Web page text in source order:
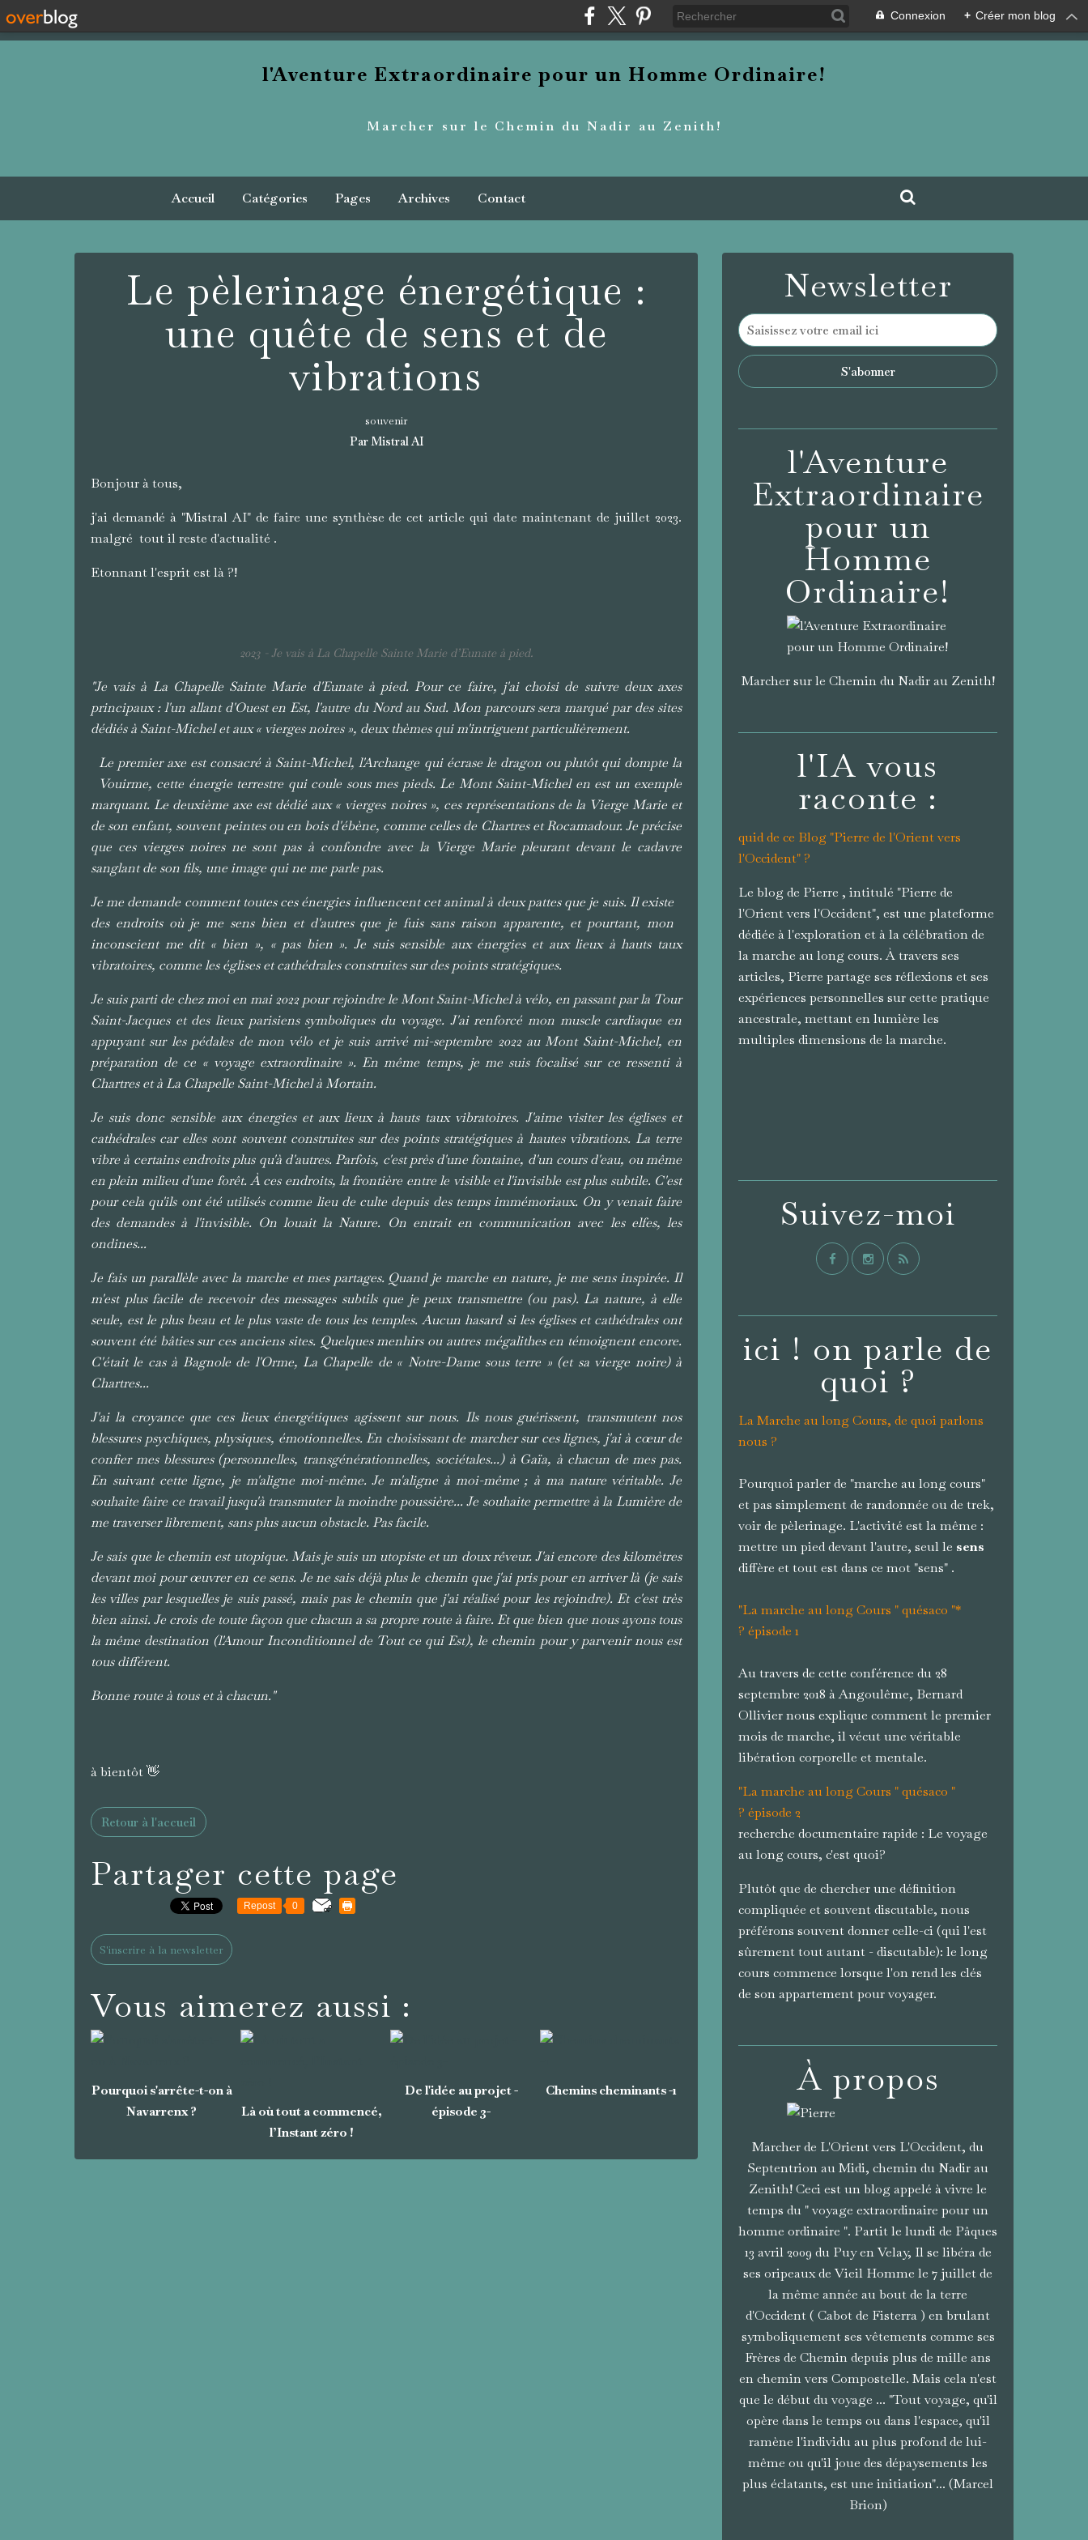
Connexion + Créer mon blog
l'Aventure Extraordinaire pour un Homme Ordinaire!
Marcher sur le Chemin du Nadir au Zenith!
Accueil Catégories Pages Archives Contact
Le pèlerinage énergétique :
une quête de sens et de
vibrations
souvenir
Par Mistral AI
Bonjour à tous,
j'ai demandé à "Mistral AI" de faire une synthèse de cet article qui date maintenant de juillet 2023.
malgré tout il reste d'actualité .
Etonnant l'esprit est là ?!
2023 - Je vais à La Chapelle Sainte Marie d’Eunate à pied.
"Je vais à La Chapelle Sainte Marie d'Eunate à pied. Pour ce faire, j'ai choisi de suivre deux axes
principaux : l'un allant d'Ouest en Est, l'autre du Nord au Sud. Mon parcours sera marqué par des sites
dédiés à Saint-Michel et aux « vierges noires », deux thèmes qui m'intriguent particulièrement.
Le premier axe est consacré à Saint-Michel, l'Archange qui écrase le dragon ou plutôt qui dompte la
Vouirme, cette énergie terrestre qui coule sous mes pieds. Le Mont Saint-Michel en est un exemple
marquant. Le deuxième axe est dédié aux « vierges noires », ces représentations de la Vierge Marie et
de son enfant, souvent peintes ou en bois d'ébène, comme celles de Chartres et Rocamadour. Je précise
que ces vierges noires ne sont pas à confondre avec la Vierge Marie pleurant devant le cadavre
sanglant de son fils, une image qui ne me parle pas.
Je me demande comment toutes ces énergies influencent cet animal à deux pattes que je suis. Il existe
des endroits où je me sens bien et d'autres que je fuis sans raison apparente, et pourtant, mon
inconscient me dit « bien », « pas bien ». Je suis sensible aux énergies et aux lieux à hauts taux
vibratoires, comme les églises et cathédrales construites sur des points stratégiques.
Je suis parti de chez moi en mai 2022 pour rejoindre le Mont Saint-Michel à vélo, en passant par la Tour
Saint-Jacques et des lieux parisiens symboliques du voyage. J'ai renforcé mon muscle cardiaque en
appuyant sur les pédales de mon vélo et je suis arrivé mi-septembre 2022 au Mont Saint-Michel, en
préparation de ce « voyage extraordinaire ». En même temps, je me suis focalisé sur ce ressenti à
Chartres et à La Chapelle Saint-Michel à Mortain.
Je suis donc sensible aux énergies et aux lieux à hauts taux vibratoires. J'aime visiter les églises et
cathédrales car elles sont souvent construites sur des points stratégiques à hautes vibrations. La terre
vibre à certains endroits plus qu'à d'autres. Parfois, c'est près d'une fontaine, d'un cours d'eau, ou même
en plein milieu d'une forêt. À ces endroits, la frontière entre le visible et l'invisible est plus subtile. C'est
pour cela qu'ils ont été utilisés comme lieu de culte depuis des temps immémoriaux. On y venait faire
des demandes à l'invisible. On louait la Nature. On entrait en communication avec les elfes, les
ondines...
Je fais un parallèle avec la marche et mes partages. Quand je marche en nature, je me sens inspirée. Il
m'est plus facile de recevoir des messages subtils que je peux transmettre (ou pas). La nature, à elle
seule, est le plus beau et le plus vaste de tous les temples. Aucun hasard si les églises et cathédrales ont
souvent été bâties sur ces anciens sites. Quelques menhirs ou autres mégalithes en témoignent encore.
C'était le cas à Bagnole de l'Orme, La Chapelle de « Notre-Dame sous terre » (et sa vierge noire) à
Chartres...
J'ai la croyance que ces lieux énergétiques agissent sur nous. Ils nous guérissent, transmutent nos
blessures psychiques, physiques, émotionnelles. En choisissant de marcher sur ces lignes, j'ai à cœur de
confier mes blessures (personnelles, transgénérationnelles, sociétales...) à Gaïa, à chacun de mes pas.
En suivant cette ligne, je m'aligne moi-même. Je m'aligne à moi-même ; à ma nature véritable. Je
souhaite faire ce travail jusqu'à transmuter la moindre poussière... Je souhaite permettre à la Lumière de
me traverser librement, sans plus aucun obstacle. Pas facile.
Je sais que le chemin est utopique. Mais je suis un utopiste et un doux rêveur. J'ai encore des kilomètres
devant moi pour œuvrer en ce sens. Je ne sais déjà plus le chemin que j'ai pris pour en arriver là (je sais
les villes par lesquelles je suis passé, mais pas le chemin que j'ai réalisé pour les rejoindre). Et c'est très
bien ainsi. Je crois de toute façon que chacun a sa propre route à faire. Et que bien que nous ayons tous
la même destination (l'Amour Inconditionnel de Tout ce qui Est), le chemin pour y parvenir nous est
tous différent.
Bonne route à tous et à chacun."
à bientôt 👋
Retour à l'accueil
Partager cette page
Repost 0
S'inscrire à la newsletter
Vous aimerez aussi :
Pourquoi s'arrête-t-on à
Navarrenx ?
Là où tout a commencé,
l’Instant zéro !
De l'idée au projet -
épisode 3-
Chemins cheminants -1
Newsletter
l'Aventure
Extraordinaire
pour un
Homme
Ordinaire!
Marcher sur le Chemin du Nadir au Zenith!
Suivez-moi
À propos
Marcher de L'Orient vers L'Occident, du
Septentrion au Midi, chemin du Nadir au
Zenith! Ceci est un blog appelé à vivre le
temps du " voyage extraordinaire pour un
homme ordinaire ". Partit le lundi de Pâques
13 avril 2009 du Puy en Velay, Il se libéra de
ses oripeaux de Vieil Homme le 7 juillet de
la même année au bout de la terre
d'Occident ( Cabot de Fisterra ) en brulant
symboliquement ses vêtements comme ses
Frères de Chemin depuis plus de mille ans
en chemin vers Compostelle. Mais cela n'est
que le début du voyage ... "Tout voyage, qu'il
opère dans le temps ou dans l'espace, qu'il
ramène l'individu au plus profond de lui-
même ou qu'il joue des dépaysements les
plus éclatants, est une initiation"... (Marcel
Brion)
ici ! on parle de
quoi ?
La Marche au long Cours, de quoi parlons
nous ?
Pourquoi parler de "marche au long cours"
et pas simplement de randonnée ou de trek,
voir de pèlerinage. L'activité est la même :
mettre un pied devant l'autre, seul le sens
diffère et tout est dans ce mot "sens" .
"La marche au long Cours " quésaco "*
? épisode 1
Au travers de cette conférence du 28
septembre 2018 à Angoulême, Bernard
Ollivier nous explique comment le premier
mois de marche, il vécut une véritable
libération corporelle et mentale.
"La marche au long Cours " quésaco "
? épisode 2
recherche documentaire rapide : Le voyage
au long cours, c'est quoi?
Plutôt que de chercher une définition
compliquée et souvent discutable, nous
préférons souvent donner celle-ci (qui l'est
sûrement tout autant - discutable): le long
cours commence lorsque l'on rend les clés
de son appartement pour voyager.
l'IA vous
raconte :
quid de ce Blog "Pierre de l'Orient vers
l'Occident" ?
Le blog de Pierre , intitulé "Pierre de
l'Orient vers l'Occident", est une plateforme
dédiée à l'exploration et à la célébration de
la marche au long cours. À travers ses
articles, Pierre partage ses réflexions et ses
expériences personnelles sur cette pratique
ancestrale, mettant en lumière les
multiples dimensions de la marche.